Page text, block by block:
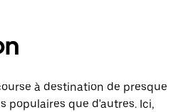
à destination de presque
populaires que d'autres. Ici,